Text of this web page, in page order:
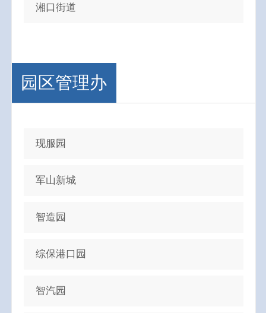
湘口街道
园区管理办
现服园
军山新城
智造园
综保港口园
智汽园